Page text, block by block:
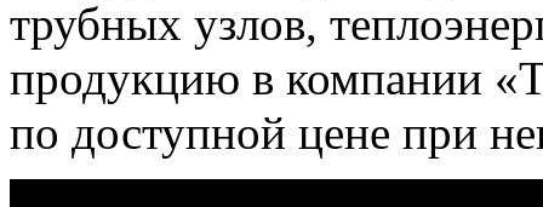
трубных узлов,
продукцию в компании
по доступной цене при